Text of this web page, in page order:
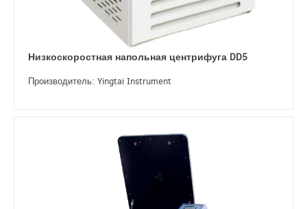
Низкоскоростная напольная центрифуга DD5
Производитель: Yingtai Instrument